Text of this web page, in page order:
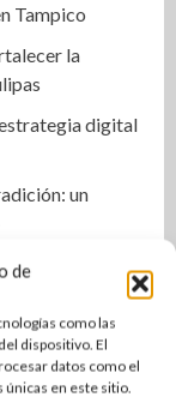
de
como las
dispositivo. El
datos como el
en este sitio.
Tampico
la
digital
un
del
para brindar